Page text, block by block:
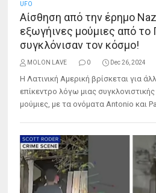
UFO
Αίσθηση από την έρημο
εξωγήινες μούμιες από το
συγκλόνισαν τον κόσμο!
MOLON LAVE 0 Dec 26, 2024
Η Λατινική Αμερική βρίσκεται για
επίκεντρο λόγω μιας
μούμιες, με τα ονόματα Antonio και